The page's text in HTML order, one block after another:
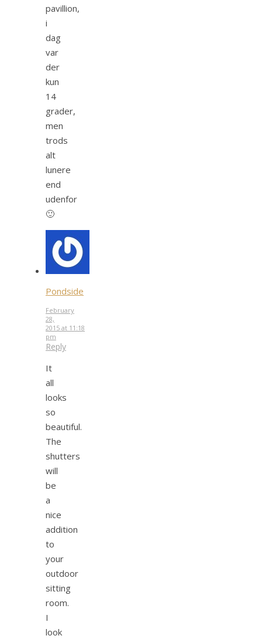
pavillion,
i
dag
var
der
kun
14
grader,
men
trods
alt
lunere
end
udenfor
🙂
Pondside
February
28,
2015 at 11:18
pm
Reply
It
all
looks
so
beautiful.
The
shutters
will
be
a
nice
addition
to
your
outdoor
sitting
room.
I
look